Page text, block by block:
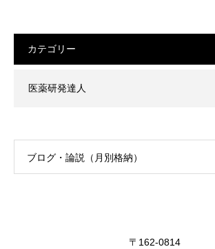
カテゴリー
医薬研発達人
ブログ・論説（月別格納）
〒162-0814